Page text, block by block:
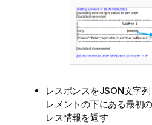
レスポンスをJSON文字
レメントの下にある最初
レス情報を返す